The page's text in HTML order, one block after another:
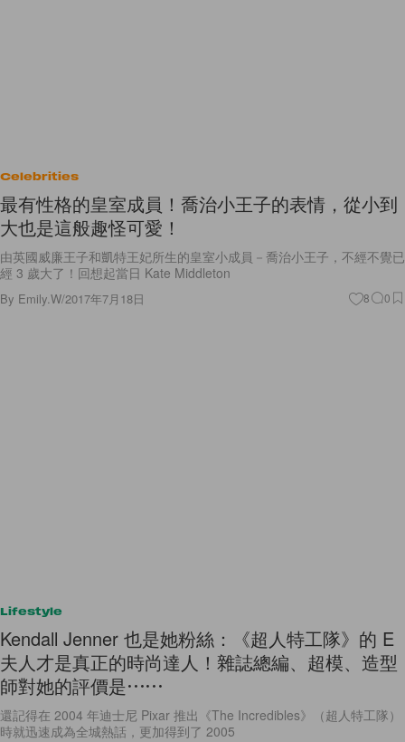
Celebrities
最有性格的皇室成員！喬治小王子的表情，從小到
大也是這般趣怪可愛！
由英國威廉王子和凱特王妃所生的皇室小成員－喬治小王子，不經不覺已
經 3 歲大了！回想起當日 Kate Middleton
By Emily.W/2017年7月18日 8 0
Lifestyle
Kendall Jenner 也是她粉絲：《超人特工隊》的 E
夫人才是真正的時尚達人！雜誌總編、超模、造型
師對她的評價是⋯⋯
還記得在 2004 年迪士尼 Pixar 推出《The Incredibles》（超人特工隊）
時就迅速成為全城熱話，更加得到了 2005